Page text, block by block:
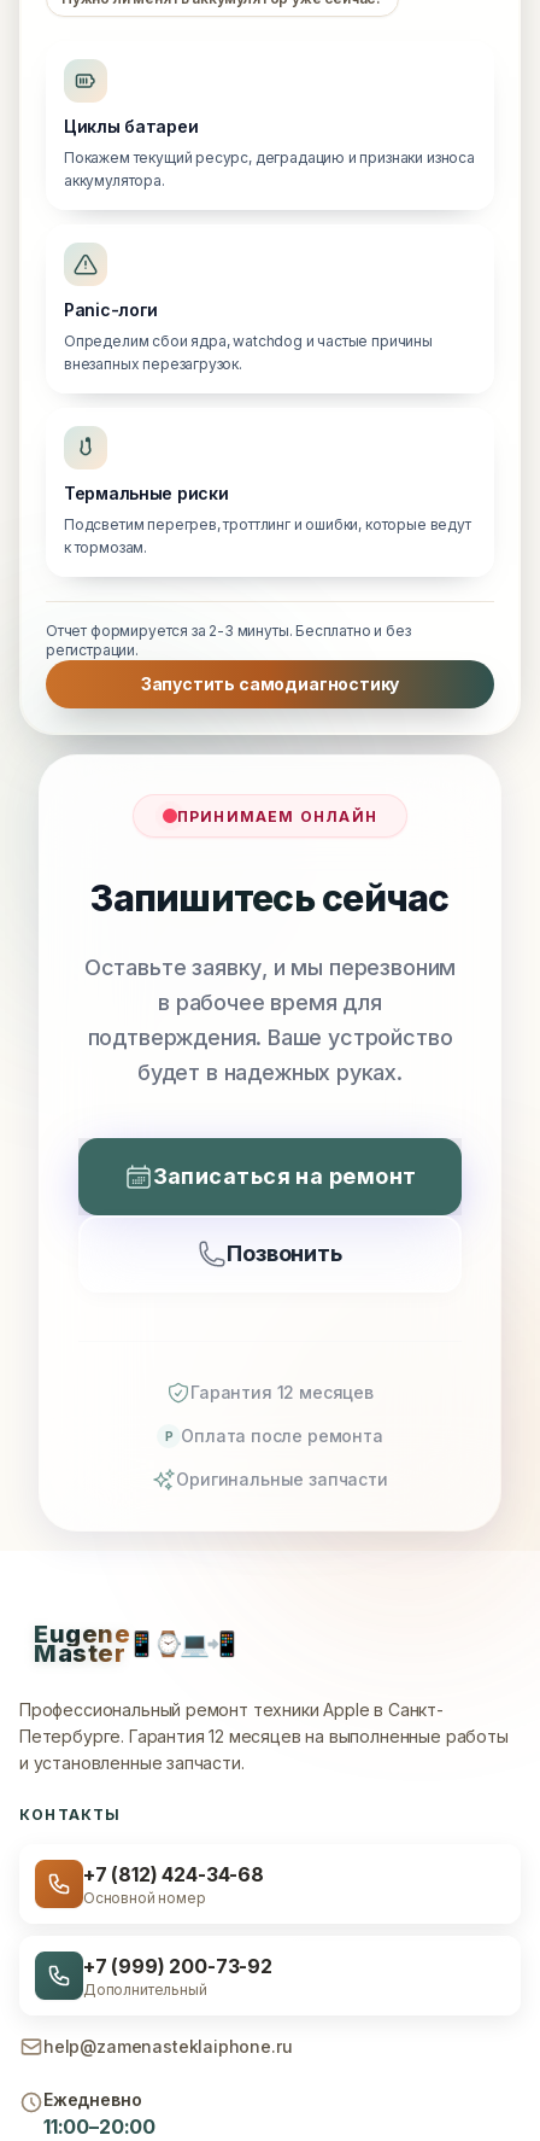
Циклы батареи
Покажем текущий ресурс, деградацию и признаки износа
аккумулятора.
Panic-логи
Определим сбои ядра, watchdog и частые причины
внезапных перезагрузок.
Термальные риски
Подсветим перегрев, троттлинг и ошибки, которые ведут
к тормозам.
Отчет формируется за 2-3 минуты. Бесплатно и без
регистрации.
Запустить самодиагностику
ПРИНИМАЕМ ОНЛАЙН
Запишитесь сейчас
Оставьте заявку, и мы перезвоним
в рабочее время для
подтверждения. Ваше устройство
будет в надежных руках.
Записаться на ремонт
Позвонить
Гарантия 12 месяцев
P Оплата после ремонта
Оригинальные запчасти
Eugene
Master📱 ⌚💻📲
Профессиональный ремонт техники Apple в Санкт-
Петербурге. Гарантия 12 месяцев на выполненные работы
и установленные запчасти.
КОНТАКТЫ
+7 (812) 424-34-68
Основной номер
+7 (999) 200-73-92
Дополнительный
help@zamenasteklaiphone.ru
Ежедневно
11:00–20:00